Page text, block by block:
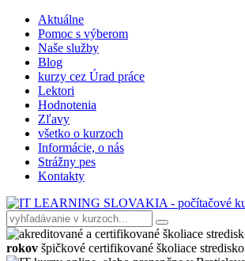
Aktuálne
Pomoc s výberom
Naše služby
Blog
kurzy cez Úrad práce
Lektori
Hodnotenia
Zľavy
všetko o kurzoch
Informácie, o nás
Strážny pes
Kontakty
rokov špičkové certifikované školiace stredisko